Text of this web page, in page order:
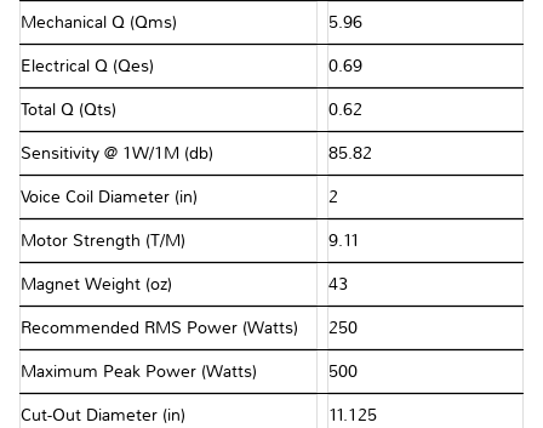
Mechanical Q (Qms) 5.96
Electrical Q (Qes) 0.69
Total Q (Qts) 0.62
Sensitivity @ 1W/1M (db) 85.82
Voice Coil Diameter (in) 2
Motor Strength (T/M) 9.11
Magnet Weight (oz) 43
Recommended RMS Power (Watts) 250
Maximum Peak Power (Watts) 500
Cut-Out Diameter (in) 11.125